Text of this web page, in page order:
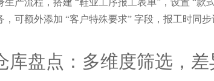
生产流程，搭建 “鞋业工序报工表单”，设置 “
，可额外添加 “客户特殊要求” 字段，报工时同步
库盘点：多维度筛选，